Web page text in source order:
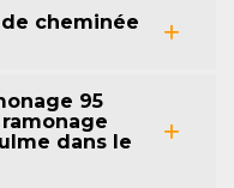
cheminée
95
dans le